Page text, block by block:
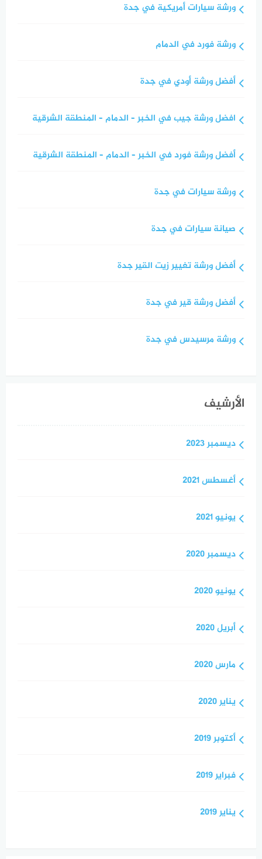
ورشة سيارات أمريكية في جدة
ورشة فورد في الدمام
أفضل ورشة أودي في جدة
افضل ورشة جيب في الخبر – الدمام – المنطقة الشرقية
أفضل ورشة فورد في الخبر – الدمام – المنطقة الشرقية
ورشة سيارات في جدة
صيانة سيارات في جدة
أفضل ورشة تغيير زيت القير جدة
أفضل ورشة قير في جدة
ورشة مرسيدس في جدة
الأرشيف
ديسمبر 2023
أغسطس 2021
يونيو 2021
ديسمبر 2020
يونيو 2020
أبريل 2020
مارس 2020
يناير 2020
أكتوبر 2019
فبراير 2019
يناير 2019